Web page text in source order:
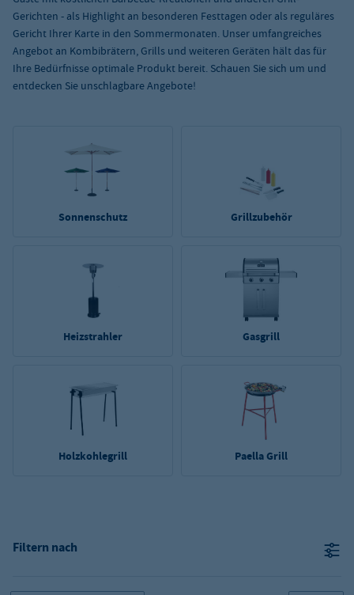
Gerichten - als Highlight an besonderen Festtagen oder als reguläres
Gericht Ihrer Karte in den Sommermonaten. Unser umfangreiches
Angebot an Kombibrätern, Grills und weiteren Geräten hält das für
Ihre Bedürfnisse optimale Produkt bereit. Schauen Sie sich um und
entdecken Sie unschlagbare Angebote!
Sonnenschutz Grillzubehör
Heizstrahler Gasgrill
Holzkohlegrill Paella Grill
Filtern nach